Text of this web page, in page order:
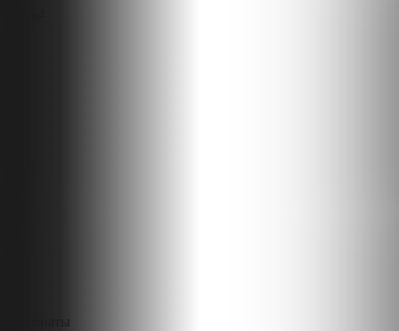
3 комнаты